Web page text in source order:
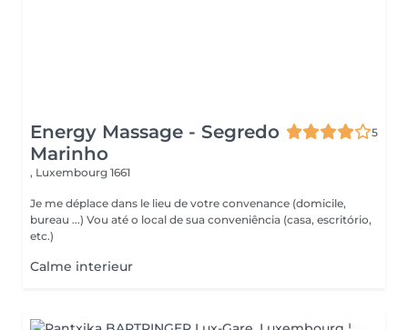
Energy Massage - Segredo
Marinho
5
, Luxembourg 1661
Je me déplace dans le lieu de votre convenance (domicile,
bureau ...) Vou até o local de sua conveniência (casa, escritório,
etc.)
Calme interieur